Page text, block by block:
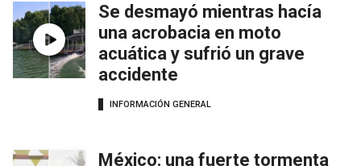
Se desmayó mientras hacía
una acrobacia en moto
acuática y sufrió un grave
accidente
INFORMACIÓN GENERAL
México: una fuerte tormenta